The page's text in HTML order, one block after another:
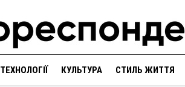
ТЕХНОЛОГІЇ КУЛЬТУРА СТИЛЬ ЖИТТЯ